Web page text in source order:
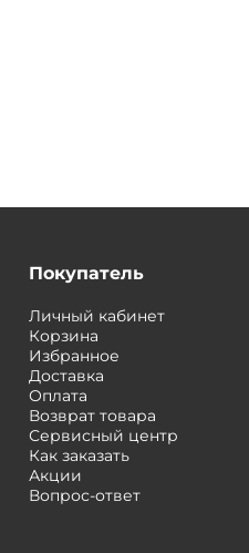
Покупатель
Личный кабинет
Корзина
Избранное
Доставка
Оплата
Возврат товара
Сервисный центр
Как заказать
Акции
Вопрос-ответ